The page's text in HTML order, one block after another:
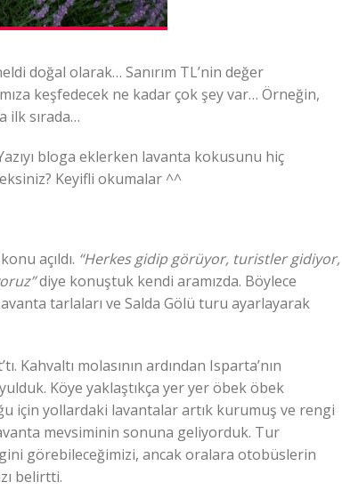
doğal olarak… Sanırım TL’nin değer
keşfedecek ne kadar çok şey var… Örneğin,
ilk sırada…
bloga eklerken lavanta kokusunu hiç
Keyifli okumalar ^^
açıldı. “Herkes gidip görüyor, turistler gidiyor,
diye konuştuk kendi aramızda. Böylece
tarlaları ve Salda Gölü turu ayarlayarak
Kahvaltı molasının ardından Isparta’nın
Köye yaklaştıkça yer yer öbek öbek
için yollardaki lavantalar artık kurumuş ve rengi
mevsiminin sonuna geliyorduk. Tur
görebileceğimizi, ancak oralara otobüslerin
belirtti.